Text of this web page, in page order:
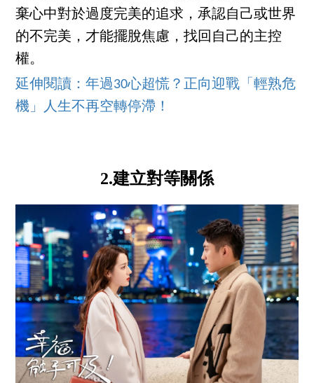
棄心中對於過度完美的追求，承認自己或世界
的不完美，才能擺脫焦慮，找回自己的主控
權。
延伸閱讀：年過30心超慌？正向迎戰「輕熟危
機」人生不再空轉停滯！
2.建立對等關係